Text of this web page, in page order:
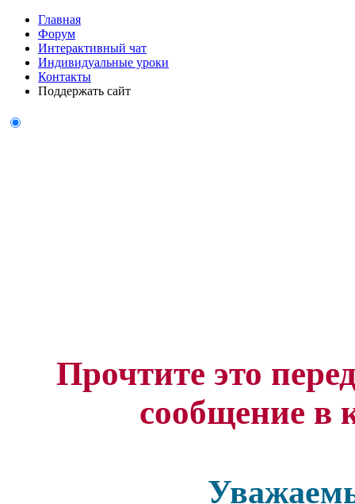
Главная
Форум
Интерактивный чат
Индивидуальные уроки
Контакты
Поддержать сайт
Прочтите это
сообщение в